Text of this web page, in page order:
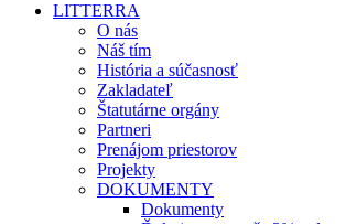
LITTERRA
O nás
Náš tím
História a súčasnosť
Zakladateľ
Štatutárne orgány
Partneri
Prenájom priestorov
Projekty
DOKUMENTY
Dokumenty